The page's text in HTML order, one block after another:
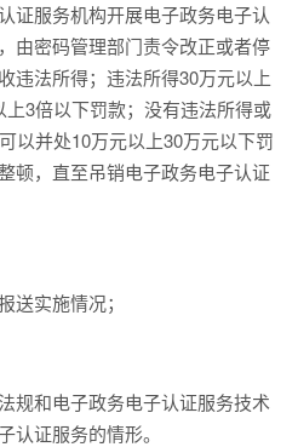
证服务机构开展电子政务电子认
由密码管理部门责令改正或者停
违法所得；违法所得30万元以上
3倍以下罚款；没有违法所得或
以并处10万元以上30万元以下罚
顿，直至吊销电子政务电子认证
送实施情况；
规和电子政务电子认证服务技术
认证服务的情形。